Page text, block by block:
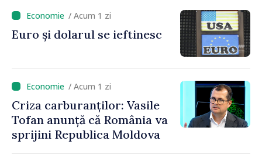
funcționează economia:
premierul Vasile Tofan, în
vizită la AGE
/ Acum 1 zi
Euro și dolarul se ieftinesc
/ Acum 1 zi
Criza carburanților: Vasile
Tofan anunță că România va
sprijini Republica Moldova